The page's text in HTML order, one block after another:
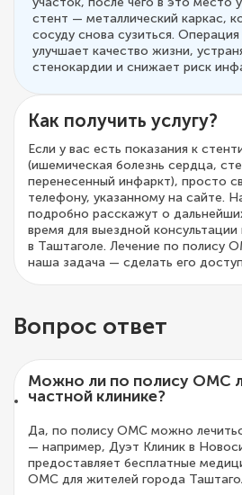
стент — металлический каркас,
сосуду снова сузиться. Операция
улучшает качество жизни,
стенокардии и снижает риск
Как получить услугу?
Если у вас есть показания к
(ишемическая болезнь сердца,
перенесенный инфаркт), просто
телефону, указанному на сайте.
подробно расскажут о
время для выездной
в Таштаголе. Лечение по полису
наша задача — сделать его
Вопрос ответ
Можно ли по полису ОМС
частной клинике?
Да, по полису ОМС можно
— например, Дуэт Клиник в
предоставляет бесплатные
ОМС для жителей города